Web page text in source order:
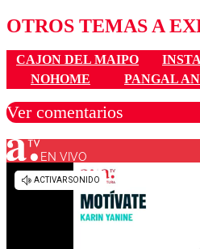
OTROS TEMAS A
CAJON DEL MAIPO
NOHOME
PANGAL
Ver comentarios
Los comentarios son
diálogo
EN VIVO